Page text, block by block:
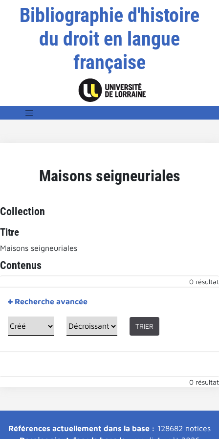
Bibliographie d'histoire
du droit en langue
française
Maisons seigneuriales
Collection
Titre
Maisons seigneuriales
Contenus
0 résultat
Recherche avancée
TRIER
0 résultat
Références actuellement dans la base : 128682 notices